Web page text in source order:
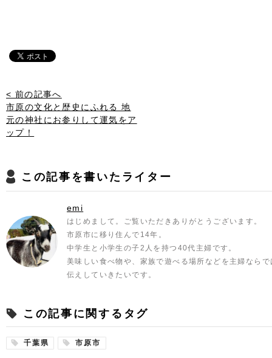
< 前の記事へ
市原の文化と歴史にふれる 地
元の神社にお参りして運気をア
ップ！
この記事を書いたライター
emi
はじめまして。ご覧いただきありがとうございます。
市原市に移り住んで14年。
中学生と小学生の子2人を持つ40代主婦です。
美味しい食べ物や、家族で遊べる場所などを主婦なら
伝えしていきたいです。
この記事に関するタグ
千葉県 市原市